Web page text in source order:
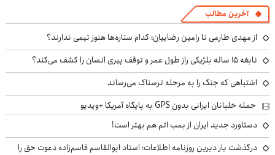
آخرین مطالب
از مهدی طارمی تا رامین رضاییان؛ کدام ستاره‌ها هنوز تیمی ندارند؟
نابغه ۱۵ ساله بلژیکی راز طول عمر و توقف پیری انسان را کشف می‌کند؟
اشتباهی که جنگ را به مرحله ترسناک می‌رساند
حمله خلبانان ایرانی بدون GPS به پایگاه آمریکا +ویدیو
دستاورد جدید ایران از بمب اتم هم بهتر است!
درگذشت یار دیرین روزنامه اطلاعات؛ استاد ابوالقاسم قاسم‌زاده دعوت حق را